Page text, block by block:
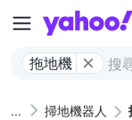
拖地機
掃地機器人